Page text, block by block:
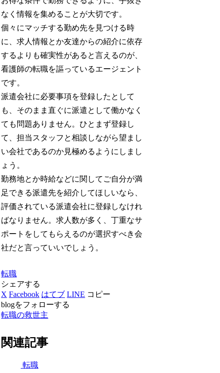
なく情報を集めることが大切です。
個々にマッチする勤め先を見つける時
に、求人情報とか友達からの紹介に依存
するよりも確実性があると言えるのが、
看護師の転職を謳っているエージェント
です。
派遣会社に必要事項を登録したとして
も、そのまま直ぐに派遣として働かなく
ても問題ありません。ひとまず登録し
て、担当スタッフと相談しながら望まし
い会社であるのか見極めるようにしまし
ょう。
勤務地とか時給などに関してご自分が満
足できる派遣先を紹介してほしいなら、
評価されている派遣会社に登録しなけれ
ばなりません。求人数が多く、丁重なサ
ポートをしてもらえるのが選択すべき会
社だと言っていいでしょう。
転職
シェアする
X Facebook はてブ LINE コピー
blogをフォローする
転職の救世主
関連記事
転職